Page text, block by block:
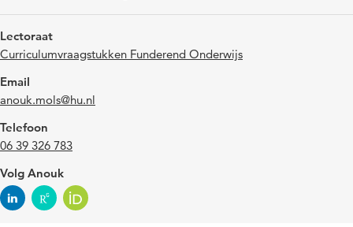
Lectoraat
Curriculumvraagstukken Funderend Onderwijs
Email
anouk.mols@hu.nl
Telefoon
06 39 326 783
Volg Anouk